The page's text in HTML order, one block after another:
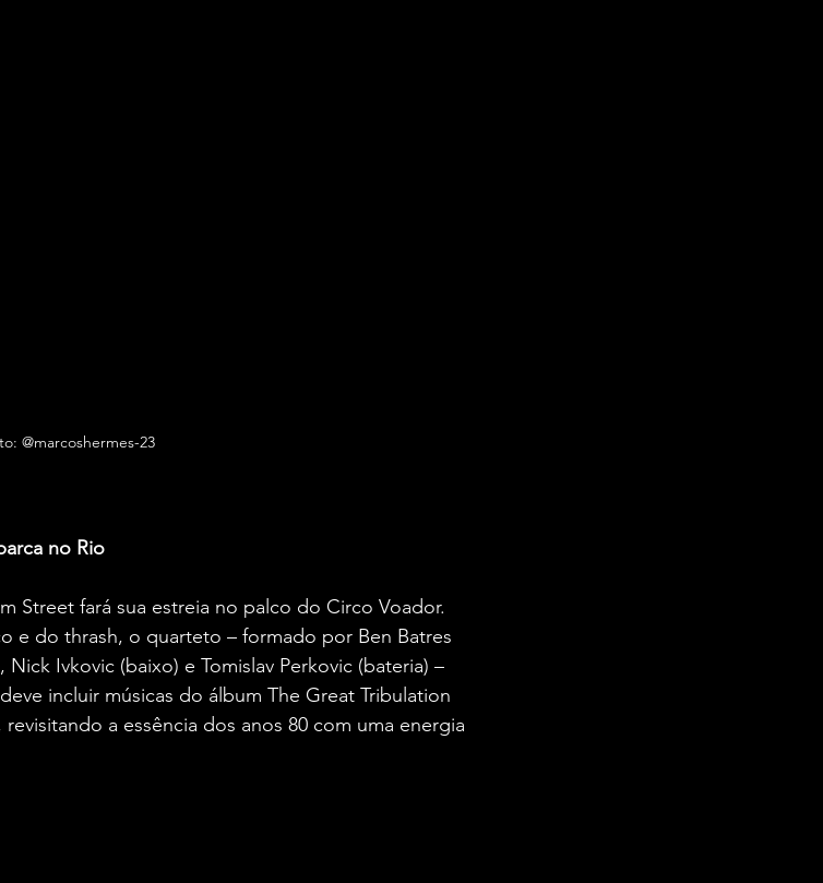
@marcoshermes-23
no Rio
Street fará sua estreia no palco do Circo Voador.
e do thrash, o quarteto – formado por Ben Batres
Ivkovic (baixo) e Tomislav Perkovic (bateria) –
incluir músicas do álbum The Great Tribulation
a essência dos anos 80 com uma energia